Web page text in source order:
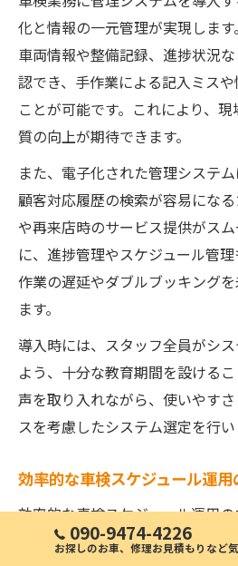
化と情報の一元管理が実現します
車両情報や整備記録、進捗状況
認でき、手作業による記入ミス
ことが可能です。これにより、
質の向上が期待できます。
また、電子化された管理システ
顧客対応履歴の検索が容易にな
や再来店時のサービス提供がス
に、進捗管理やスケジュール管理
作業の遅延やダブルブッキング
ます。
導入時には、スタッフ全員がシ
よう、十分な教育期間を設ける
声を取り入れながら、使いやす
スを考慮したシステム選定を行い
効率的な車検スケジュール運
効率的な車検スケジュール運用
標準化と事前計画が不可欠です
090-9474-4226
お探しのお車、修理お見積もりなど